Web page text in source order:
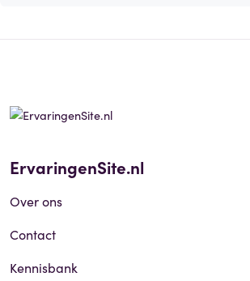
ErvaringenSite.nl
Over ons
Contact
Kennisbank